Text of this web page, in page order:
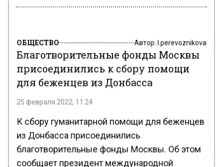
ОБЩЕСТВО Автор:l.perevoznikova
Благотворительные фонды Москвы
присоединились к сбору помощи
для беженцев из Донбасса
25 февраля 2022, 11:24
К сбору гуманитарной помощи для беженцев
из Донбасса присоединились
благотворительные фонды Москвы. Об этом
сообщает президент международной